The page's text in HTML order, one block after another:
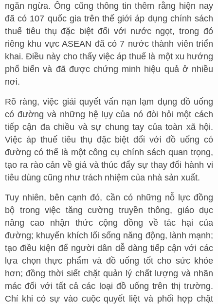
ngăn ngừa. Ông cũng thông tin thêm rằng hiện nay
đã có 107 quốc gia trên thế giới áp dụng chính sách
thuế tiêu thụ đặc biệt đối với nước ngọt, trong đó
riêng khu vực ASEAN đã có 7 nước thành viên triển
khai. Điều này cho thấy việc áp thuế là một xu hướng
phổ biến và đã được chứng minh hiệu quả ở nhiều
nơi.
Rõ ràng, việc giải quyết vấn nạn lạm dụng đồ uống
có đường và những hệ lụy của nó đòi hỏi một cách
tiếp cận đa chiều và sự chung tay của toàn xã hội.
Việc áp thuế tiêu thụ đặc biệt đối với đồ uống có
đường có thể là một công cụ chính sách quan trọng,
tạo ra rào cản về giá và thúc đẩy sự thay đổi hành vi
tiêu dùng cũng như trách nhiệm của nhà sản xuất.
Tuy nhiên, bên cạnh đó, cần có những nỗ lực đồng
bộ trong việc tăng cường truyền thông, giáo dục
nâng cao nhận thức cộng đồng về tác hại của
đường; khuyến khích lối sống năng động, lành mạnh;
tạo điều kiện để người dân dễ dàng tiếp cận với các
lựa chọn thực phẩm và đồ uống tốt cho sức khỏe
hơn; đồng thời siết chặt quản lý chất lượng và nhãn
mác đối với tất cả các loại đồ uống trên thị trường.
Chỉ khi có sự vào cuộc quyết liệt và phối hợp chặt